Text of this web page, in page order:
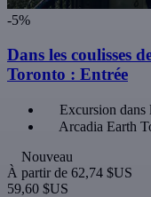
-5%
Dans les coulisses
Toronto : Entrée
Excursion dans
Arcadia Earth
Nouveau
À partir de 62,74 $US
59,60 $US